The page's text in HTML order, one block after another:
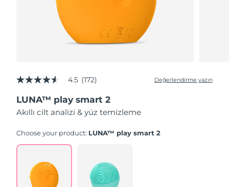
5
4.5
yıldız,
ortalama
değeri.
172
Aynı
sayfa
bağlantısı.
4.5 (172) Değerlendirme yazın
LUNA™ play smart 2
Akıllı cilt analizi & yüz temizleme
Choose your product: LUNA™ play smart 2